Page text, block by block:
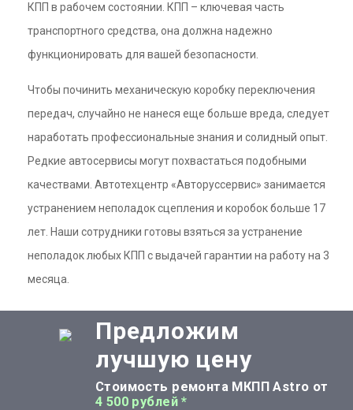
КПП в рабочем состоянии. КПП – ключевая часть
транспортного средства, она должна надежно
функционировать для вашей безопасности.
Чтобы починить механическую коробку переключения
передач, случайно не нанеся еще больше вреда, следует
наработать профессиональные знания и солидный опыт.
Редкие автосервисы могут похвастаться подобными
качествами. Автотехцентр «Авторуссервис» занимается
устранением неполадок сцепления и коробок больше 17
лет. Наши сотрудники готовы взяться за устранение
неполадок любых КПП с выдачей гарантии на работу на 3
месяца.
Предложим
лучшую цену
Стоимость ремонта МКПП Astro от
4 500 рублей *